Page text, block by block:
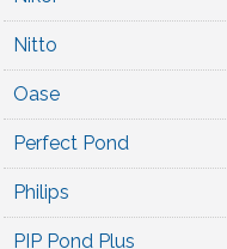
Nitto
Oase
Perfect Pond
Philips
PIP Pond Plus